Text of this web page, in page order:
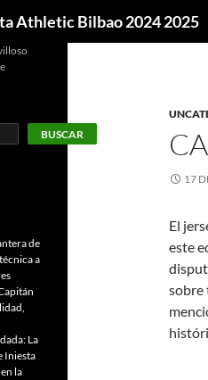
Athletic Bilbao 2024 2025
17
El
este
sobre
BUSCAR
de
a
La
Iniesta
la